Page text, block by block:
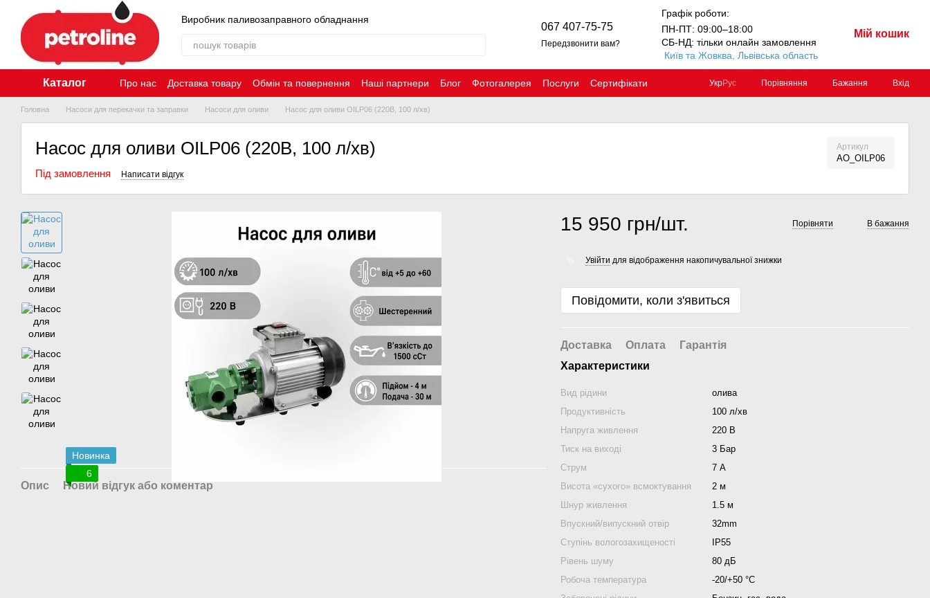
Перейти до основного контенту
Виробник паливозаправного обладнання
067 407-75-75
Передзвонити вам?
Графік роботи:
ПН-ПТ: 09:00–18:00
СБ-НД: тільки онлайн замовлення
Київ та Жовква, Львівська область
Мій кошик
Каталог Про нас Доставка товару Обмін та повернення Наші партнери Блог Фотогалерея Послуги
Сертифікати
Контакти
УкрРус Порівняння Бажання Вхід
Головна Насоси для перекачки та заправки Насоси для оливи Насос для оливи OILP06 (220В, 100 л/хв)
Насос для оливи OILP06 (220В, 100 л/хв) Артикул
AO_OILP06
Під замовлення Написати відгук
Новинка
6
Опис Новий відгук або коментар
15 950 грн/шт. Порівняти В бажання
Увійти для відображення накопичувальної знижки
Повідомити, коли з'явиться
Доставка Оплата
Гарантія
Характеристики
Вид рідини
олива
Продуктивність
100 л/хв
Напруга живлення
220 В
Тиск на виході
3 Бар
Струм
7 А
Висота «сухого» всмоктування
2 м
Шнур живлення
1.5 м
Впускний/випускний отвір
32mm
Ступінь вологозахищеності
IP55
Рівень шуму
80 дБ
Робоча температура
-20/+50 °С